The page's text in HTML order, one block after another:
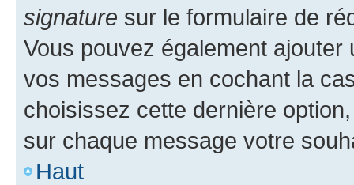
signature sur le formulaire de
Vous pouvez également
vos messages en cochant la
choisissez cette dernière
sur chaque message votre
Haut